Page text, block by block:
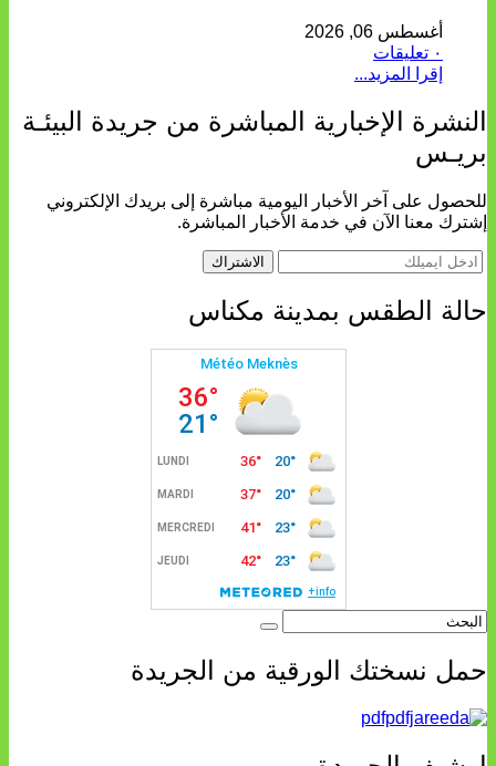
أغسطس 06, 2026
٠ تعليقات
إقرا المزيد...
النشرة الإخبارية المباشرة من جريدة البيئـة
بريـس
للحصول على آخر الأخبار اليومية مباشرة إلى بريدك الإلكتروني
إشترك معنا الآن في خدمة الأخبار المباشرة.
الاشتراك
حالة الطقس بمدينة مكناس
حمل نسختك الورقية من الجريدة